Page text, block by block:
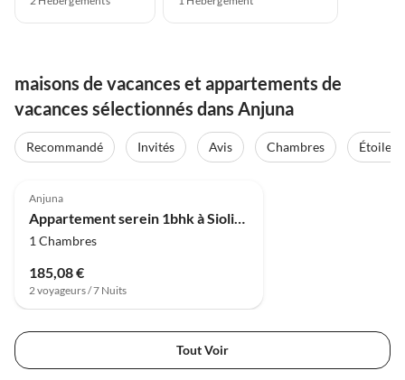
maisons de vacances et appartements de
vacances sélectionnés dans Anjuna
Recommandé Invités Avis Chambres Étoiles
Anjuna
1 Chambres
185,08 €
2 voyageurs / 7 Nuits
Tout Voir